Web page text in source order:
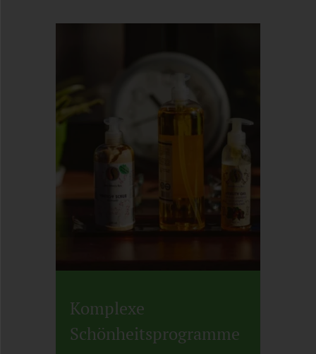
Komplexe
Schönheitsprogramme